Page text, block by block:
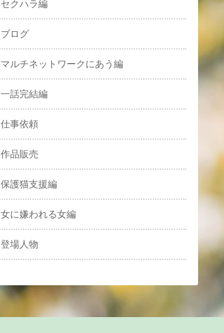
セクハラ編
ブログ
マルチネットワークにあう編
一話完結編
仕事依頼
作品販売
保護猫支援編
女に嫌われる女編
登場人物